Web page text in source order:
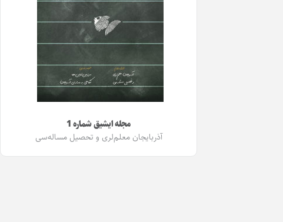
مجله ایشیق شماره 1
آذربایجان معلم‌لری و تحصیل مساله‌سی